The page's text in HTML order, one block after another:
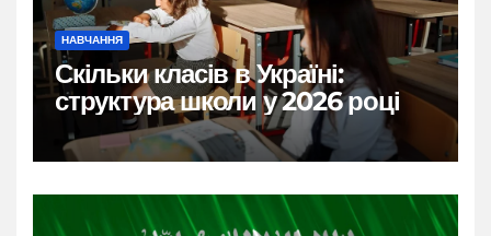
НАВЧАННЯ
Скільки класів в Україні:
структура школи у 2026 році